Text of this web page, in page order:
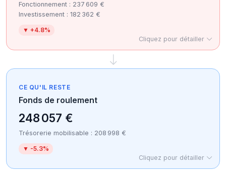
Fonctionnement : 237 609 €
Investissement : 182 362 €
▼ +4.8%
Cliquez pour détailler
CE QU'IL RESTE
Fonds de roulement
248 057 €
Trésorerie mobilisable : 208 998 €
▼ -5.3%
Cliquez pour détailler